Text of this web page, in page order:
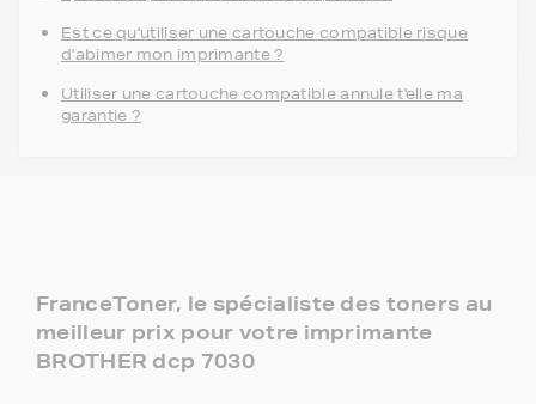
Est ce qu'utiliser une cartouche compatible risque
d'abimer mon imprimante ?
Utiliser une cartouche compatible annule t'elle ma
garantie ?
FranceToner, le spécialiste des toners au
meilleur prix pour votre imprimante
BROTHER dcp 7030